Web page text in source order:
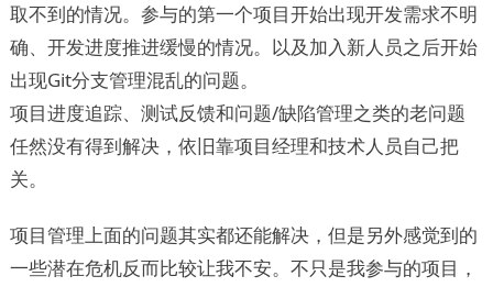
取不到的情况。参与的第一个项目开始出现开发需求不明
确、开发进度推进缓慢的情况。以及加入新人员之后开始
出现Git分支管理混乱的问题。
项目进度追踪、测试反馈和问题/缺陷管理之类的老问题
任然没有得到解决，依旧靠项目经理和技术人员自己把
关。
项目管理上面的问题其实都还能解决，但是另外感觉到的
一些潜在危机反而比较让我不安。不只是我参与的项目，